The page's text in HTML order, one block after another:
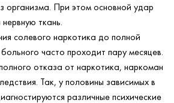
организма. При этом основной удар
ткань.
солевого наркотика до полной
часто проходит пару месяцев.
отказа от наркотика, наркоман
Так, у половины зависимых в
различные психические